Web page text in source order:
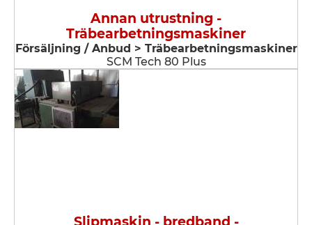
Annan utrustning -
Träbearbetningsmaskiner
Försäljning / Anbud > Träbearbetningsmaskiner
SCM Tech 80 Plus